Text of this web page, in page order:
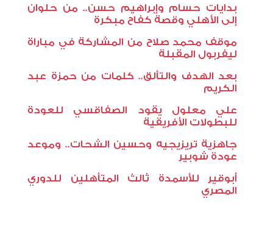
بدايات حسام وإبراهيم حسن.. من حلوان
إلى الأهلي وقصة كفاح مبكرة
موقف محمد صلاح من المشاركة في مباراة
ليفربول المقبلة
بعد الهدف والتألق.. كلمات من حمزة عبد
الكريم
علي معلول يقود الصفاقسي للعودة
للبطولات الأفريقية
جاهزية تريزيجيه وحسين الشحات.. وموعد
عودة شوبير
أبوقير للأسمدة ثالث المتأهلين للدوري
المصري